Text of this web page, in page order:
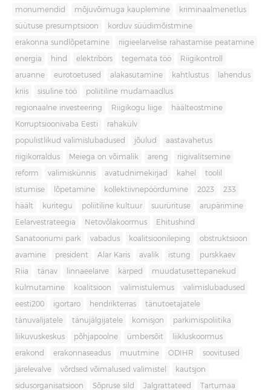
monumendid mõjuvõimuga kauplemine kriminaalmenetlus
süütuse presumptsioon korduv süüdimõistmine
erakonna sundlõpetamine riigieelarvelise rahastamise peatamine
energia hind elektribörs tegemata töö Riigikontroll
aruanne eurotoetused alakasutamine kahtlustus lahendus
kriis sisuline töö poliitiline mudamaadlus
regionaalne investeering Riigikogu liige häälteostmine
Korruptsioonivaba Eesti rahakülv
populistlikud valimislubadused jõulud aastavahetus
riigikorraldus Meiega on võimalik areng riigivalitsemine
reform valimiskünnis avatudnimekirjad kahel toolil
istumise lõpetamine kollektiivnepöördumine 2023 233
häält kuritegu poliitiline kultuur suurürituse arupärimine
Eelarvestrateegia Netovõlakoormus Ehitushind
Sanatooriumi park vabadus koalitsioonileping obstruktsioon
avamine president Alar Karis avalik istung purskkaev
Riia tänav linnaeelarve kärped muudatusettepanekud
külmutamine koalitsioon valimistulemus valimislubadused
eesti200 igortaro hendrikterras tänutoetajatele
tänuvalijatele tänujälgijatele komisjon parkimispoliitika
liikuvuskeskus põhjapoolne ümbersõit liikluskoormus
erakond erakonnaseadus muutmine ODIHR soovitused
järelevalve võrdsed võimalused valimistel kautsjon
sidusorganisatsioon Sõpruse sild Jalgrattateed Tartumaa